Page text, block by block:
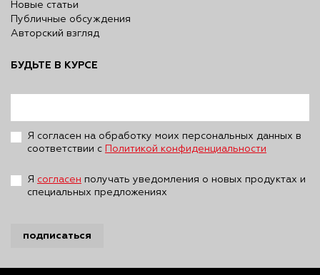
Новые статьи
Публичные обсуждения
Авторский взгляд
БУДЬТЕ В КУРСЕ
Я согласен на обработку моих персональных данных в
соответствии с
Политикой конфиденциальности
Я согласен получать уведомления о новых продуктах и
специальных предложениях
подписаться